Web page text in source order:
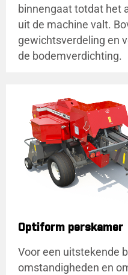
binnengaat totdat het
uit de machine valt.
gewichtsverdeling en
de bodemverdichting.
Optiform perskamer
Voor een uitstekende
omstandigheden en